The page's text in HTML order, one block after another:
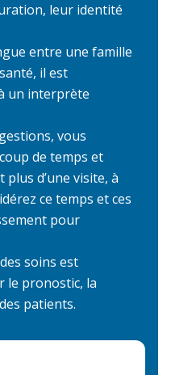
leur identité
entre une famille
il est
un interprète
vous
de temps et
d’une visite, à
ce temps et ces
pour
soins est
le pronostic, la
patients.